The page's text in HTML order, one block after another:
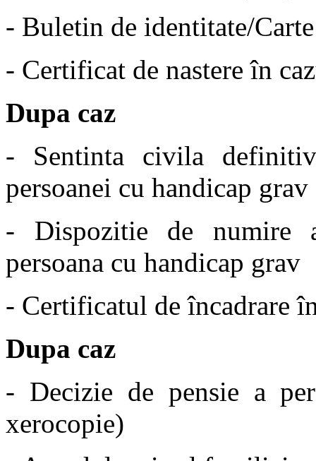
- Buletin de identitate/
- Certificat de nastere în
Dupa caz
- Sentinta civila
persoanei cu handicap
- Dispozitie de numire
persoana cu handicap grav
- Certificatul de încadrare
Dupa caz
- Decizie de pensie a
xerocopie)